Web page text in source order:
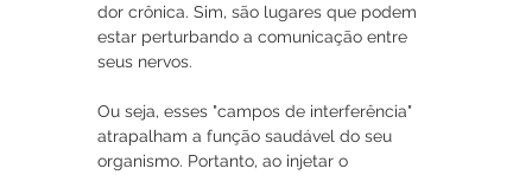
dor crônica. Sim, são lugares que podem
estar perturbando a comunicação entre
seus nervos.
Ou seja, esses "campos de interferência"
atrapalham a função saudável do seu
organismo. Portanto, ao injetar o